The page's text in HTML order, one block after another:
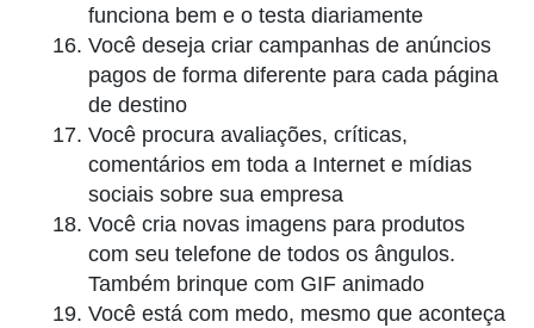
funciona bem e o testa diariamente
Você deseja criar campanhas de anúncios
pagos de forma diferente para cada página
de destino
Você procura avaliações, críticas,
comentários em toda a Internet e mídias
sociais sobre sua empresa
Você cria novas imagens para produtos
com seu telefone de todos os ângulos.
Também brinque com GIF animado
Você está com medo, mesmo que aconteça